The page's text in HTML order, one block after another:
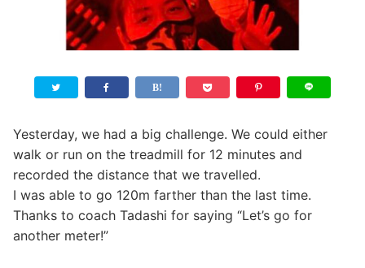
Yesterday, we had a big challenge. We could either
walk or run on the treadmill for 12 minutes and
recorded the distance that we travelled.
I was able to go 120m farther than the last time.
Thanks to coach Tadashi for saying “Let’s go for
another meter!”